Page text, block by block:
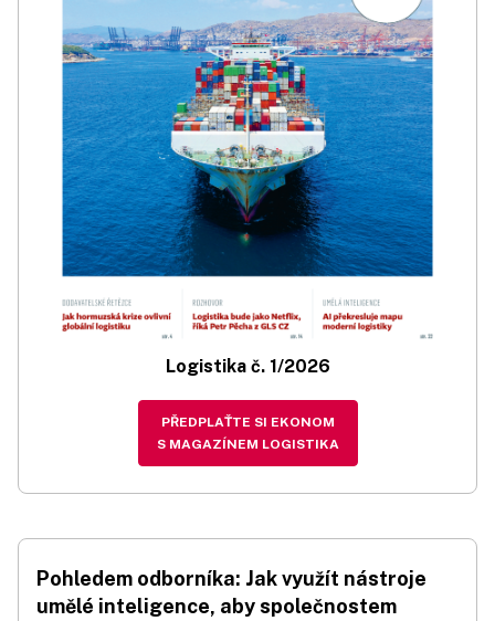
Logistika č. 1/2026
PŘEDPLAŤTE SI EKONOM
S MAGAZÍNEM LOGISTIKA
Pohledem odborníka: Jak využít nástroje
umělé inteligence, aby společnostem